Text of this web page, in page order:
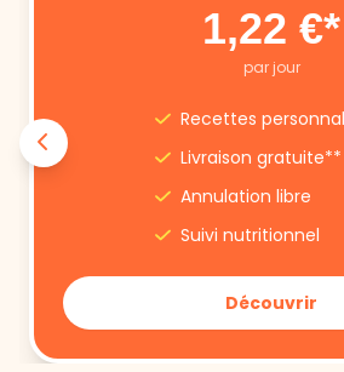
1,22 €*
par jour
Recettes
Livraison gratuite**
Annulation libre
Suivi nutritionnel
Découvrir